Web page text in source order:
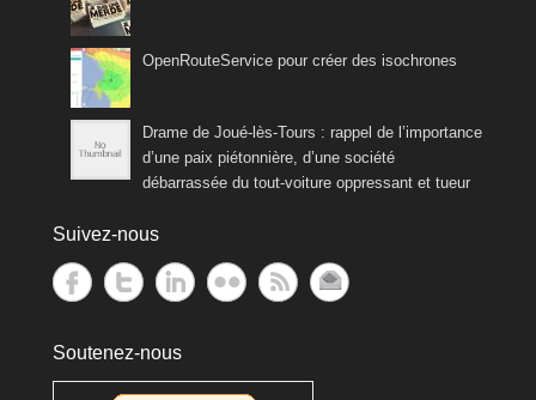
OpenRouteService pour créer des isochrones
Drame de Joué-lès-Tours : rappel de l’importance
d’une paix piétonnière, d’une société
débarrassée du tout-voiture oppressant et tueur
Suivez-nous
Soutenez-nous